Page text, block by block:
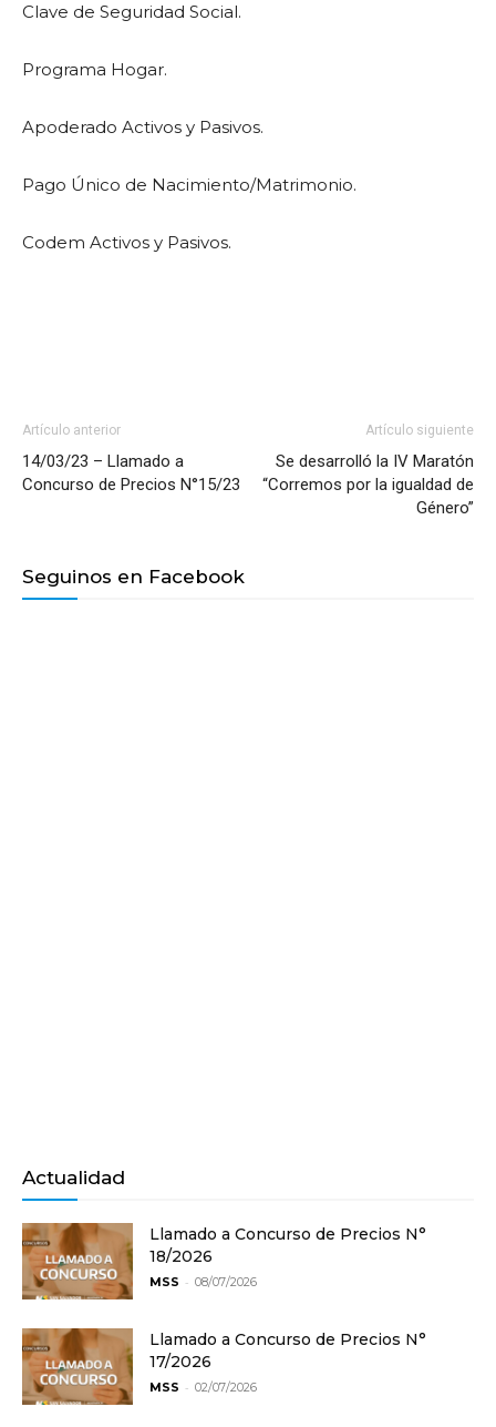
Clave de Seguridad Social.
Programa Hogar.
Apoderado Activos y Pasivos.
Pago Único de Nacimiento/Matrimonio.
Codem Activos y Pasivos.
Artículo anterior
14/03/23 – Llamado a
Concurso de Precios N°15/23
Artículo siguiente
Se desarrolló la IV Maratón
“Corremos por la igualdad de
Género”
Seguinos en Facebook
Actualidad
Llamado a Concurso de Precios N°
18/2026
MSS - 08/07/2026
Llamado a Concurso de Precios N°
17/2026
MSS - 02/07/2026